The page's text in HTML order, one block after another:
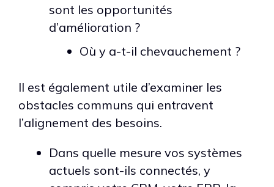
sont les opportunités
d’amélioration ?
Où y a-t-il chevauchement ?
Il est également utile d’examiner les
obstacles communs qui entravent
l’alignement des besoins.
Dans quelle mesure vos systèmes
actuels sont-ils connectés, y